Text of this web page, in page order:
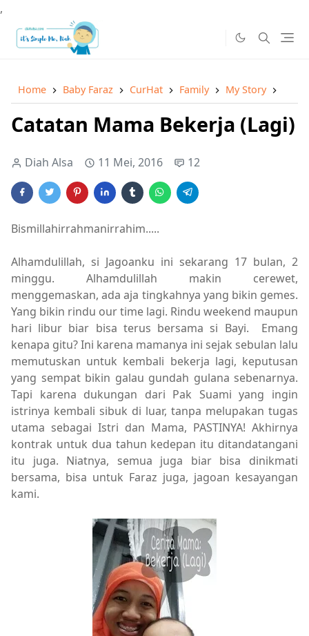
,
Home Baby Faraz CurHat Family My Story
Catatan Mama Bekerja (Lagi)
Diah Alsa 11 Mei, 2016 12
Bismillahirrahmanirrahim.....
Alhamdulillah, si Jagoanku ini sekarang 17 bulan, 2
minggu. Alhamdulillah makin cerewet,
menggemaskan, ada aja tingkahnya yang bikin gemes.
Yang bikin rindu our time lagi. Rindu weekend maupun
hari libur biar bisa terus bersama si Bayi. Emang
kenapa gitu? Ini karena mamanya ini sejak sebulan lalu
memutuskan untuk kembali bekerja lagi, keputusan
yang sempat bikin galau gundah gulana sebenarnya.
Tapi karena dukungan dari Pak Suami yang ingin
istrinya kembali sibuk di luar, tanpa melupakan tugas
utama sebagai Istri dan Mama, PASTINYA! Akhirnya
kontrak untuk dua tahun kedepan itu ditandatangani
itu juga. Niatnya, semua juga biar bisa dinikmati
bersama, bisa untuk Faraz juga, jagoan kesayangan
kami.